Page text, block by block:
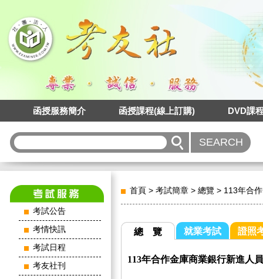
函授服務簡介 函授課程(線上訂購) DVD課
考試公告
考情快訊
考試日程
考友社刊
首頁 > 考試簡章 > 總覽 > 113年合
總 覽 就業考試 證照
113年合作金庫商業銀行新進人